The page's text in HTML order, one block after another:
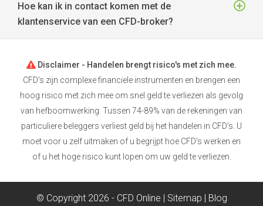
Hoe kan ik in contact komen met de
klantenservice van een CFD-broker?
Disclaimer - Handelen brengt risico's met zich mee.
CFD's zijn complexe financiele instrumenten en brengen een
hoog risico met zich mee om snel geld te verliezen als gevolg
van hefboomwerking. Tussen 74-89% van de rekeningen van
particuliere beleggers verliest geld bij het handelen in CFD's. U
moet voor u zelf uitmaken of u begrijpt hoe CFD's werken en
of u het hoge risico kunt lopen om uw geld te verliezen.
© Copyright 2026 - CFD Online | Sitemap | Blog